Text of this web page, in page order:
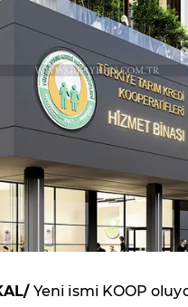
Yeni ismi KOOP